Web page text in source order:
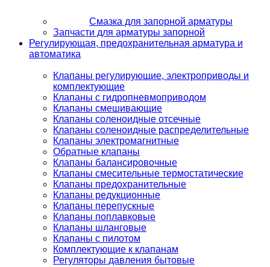
Смазка для запорной арматуры
Запчасти для арматуры запорной
Регулирующая, предохранительная арматура и
автоматика
Клапаны регулирующие, электроприводы и
комплектующие
Клапаны с гидропневмоприводом
Клапаны смешивающие
Клапаны соленоидные отсечные
Клапаны соленоидные распределительные
Клапаны электромагнитные
Обратные клапаны
Клапаны балансировочные
Клапаны смесительные термостатические
Клапаны предохранительные
Клапаны редукционные
Клапаны перепускные
Клапаны поплавковые
Клапаны шланговые
Клапаны с пилотом
Комплектующие к клапанам
Регуляторы давления бытовые